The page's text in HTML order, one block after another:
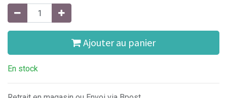
Ajouter au panier
En stock